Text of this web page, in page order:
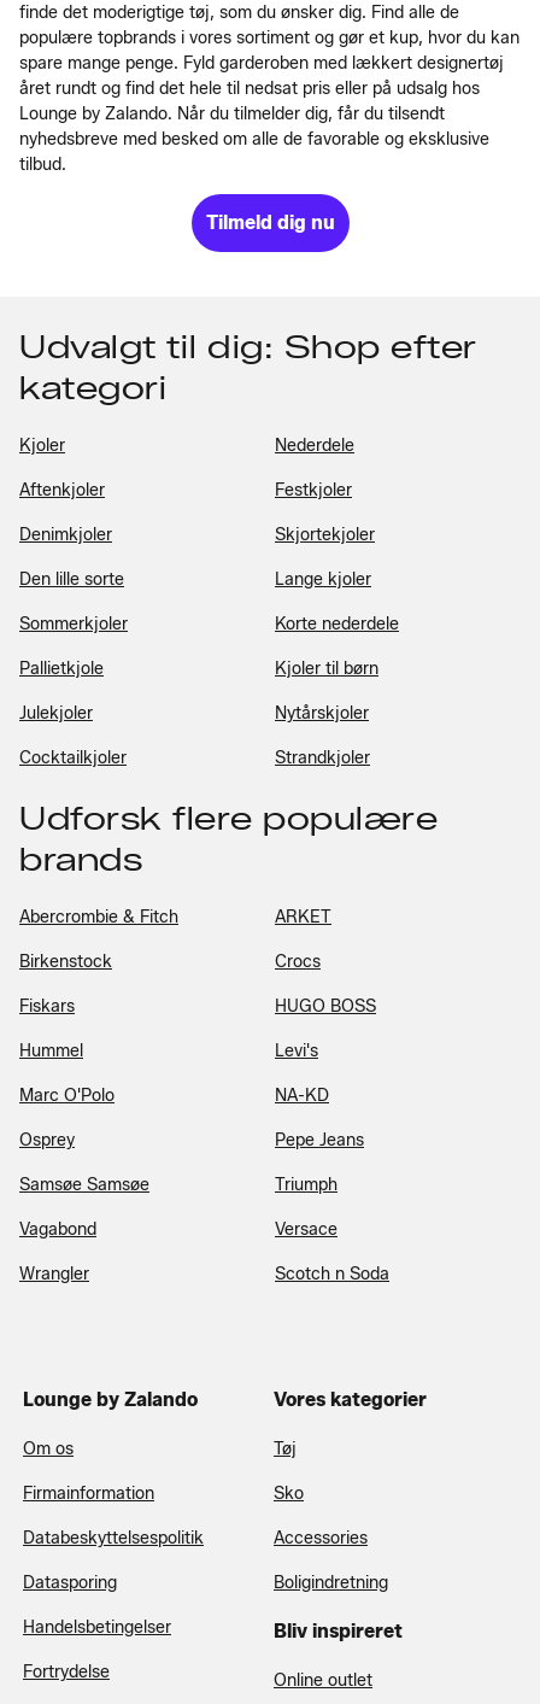
finde det moderigtige tøj, som du ønsker dig. Find alle de
populære topbrands i vores sortiment og gør et kup, hvor du kan
spare mange penge. Fyld garderoben med lækkert designertøj
året rundt og find det hele til nedsat pris eller på udsalg hos
Lounge by Zalando. Når du tilmelder dig, får du tilsendt
nyhedsbreve med besked om alle de favorable og eksklusive
tilbud.
Tilmeld dig nu
Udvalgt til dig: Shop efter
kategori
Kjoler Nederdele
Aftenkjoler Festkjoler
Denimkjoler Skjortekjoler
Den lille sorte Lange kjoler
Sommerkjoler Korte nederdele
Pallietkjole Kjoler til børn
Julekjoler Nytårskjoler
Cocktailkjoler Strandkjoler
Udforsk flere populære
brands
Abercrombie & Fitch ARKET
Birkenstock Crocs
Fiskars HUGO BOSS
Hummel Levi's
Marc O'Polo NA-KD
Osprey Pepe Jeans
Samsøe Samsøe Triumph
Vagabond Versace
Wrangler Scotch n Soda
Lounge by Zalando
Om os
Firmainformation
Databeskyttelsespolitik
Datasporing
Handelsbetingelser
Fortrydelse
Vores kategorier
Tøj
Sko
Accessories
Boligindretning
Bliv inspireret
Online outlet